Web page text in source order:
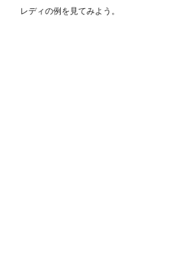
レディの例を見てみよう。